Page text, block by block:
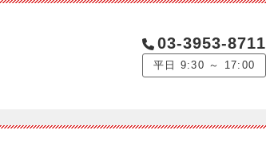
03-3953-8711
平日 9:30 ～ 17:00